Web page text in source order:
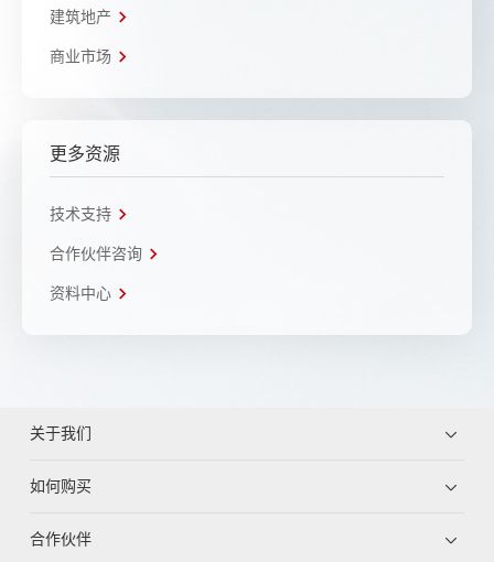
建筑地产
商业市场
更多资源
技术支持
合作伙伴咨询
资料中心
关于我们
如何购买
合作伙伴